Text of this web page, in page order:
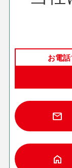
お電
mail
home